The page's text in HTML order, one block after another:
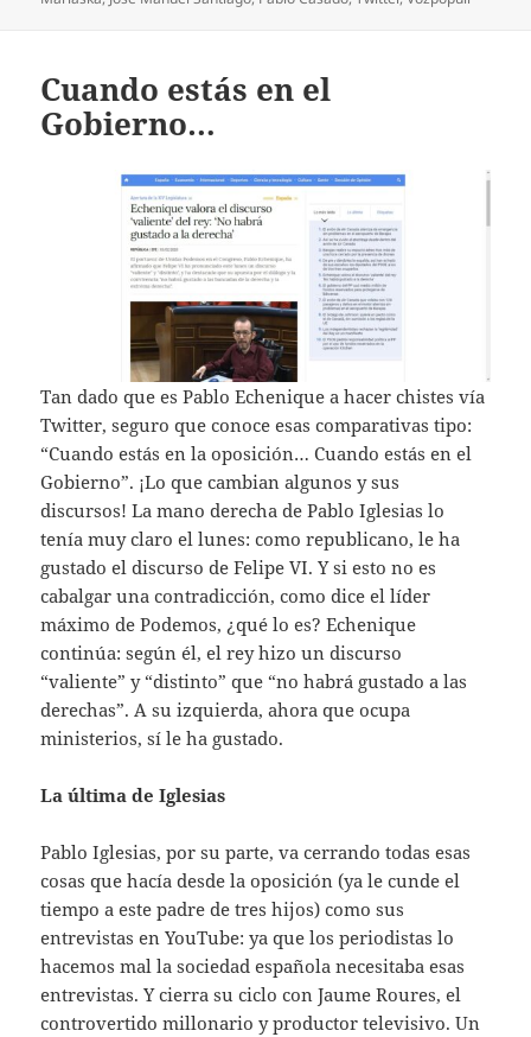
Cuando estás en el
Gobierno…
Tan dado que es Pablo Echenique a hacer chistes vía
Twitter, seguro que conoce esas comparativas tipo:
“Cuando estás en la oposición… Cuando estás en el
Gobierno”. ¡Lo que cambian algunos y sus
discursos! La mano derecha de Pablo Iglesias lo
tenía muy claro el lunes: como republicano, le ha
gustado el discurso de Felipe VI. Y si esto no es
cabalgar una contradicción, como dice el líder
máximo de Podemos, ¿qué lo es? Echenique
continúa: según él, el rey hizo un discurso
“valiente” y “distinto” que “no habrá gustado a las
derechas”. A su izquierda, ahora que ocupa
ministerios, sí le ha gustado.
La última de Iglesias
Pablo Iglesias, por su parte, va cerrando todas esas
cosas que hacía desde la oposición (ya le cunde el
tiempo a este padre de tres hijos) como sus
entrevistas en YouTube: ya que los periodistas lo
hacemos mal la sociedad española necesitaba esas
entrevistas. Y cierra su ciclo con Jaume Roures, el
controvertido millonario y productor televisivo. Un